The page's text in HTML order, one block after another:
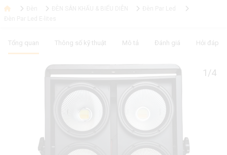
Tổng quan Thông số kỹ thuật Mô tả Đánh giá Hỏi đáp
1/4